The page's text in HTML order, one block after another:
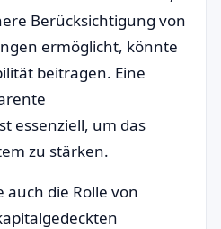
Berücksichtigung von
ermöglicht, könnte
beitragen. Eine
essenziell, um das
zu stärken.
die Rolle von